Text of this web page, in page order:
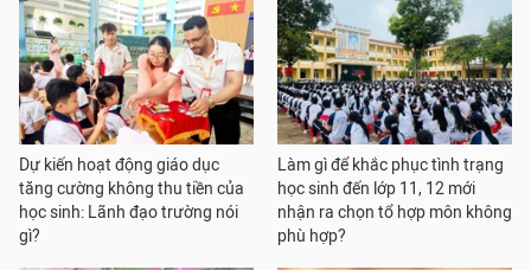
Dự kiến hoạt động giáo dục
tăng cường không thu tiền của
học sinh: Lãnh đạo trường nói
gì?
Làm gì để khắc phục tình trạng
học sinh đến lớp 11, 12 mới
nhận ra chọn tổ hợp môn không
phù hợp?